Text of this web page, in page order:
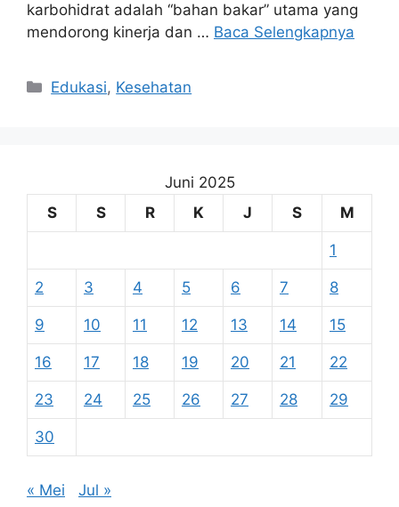
karbohidrat adalah “bahan bakar” utama yang
mendorong kinerja dan … Baca Selengkapnya
Kategori
Edukasi, Kesehatan
Juni 2025
S
S R K J S M
1
2 3 4 5 6 7 8
9 10 11 12 13 14 15
16 17 18 19 20 21 22
23 24 25 26 27 28 29
30
« Mei Jul »